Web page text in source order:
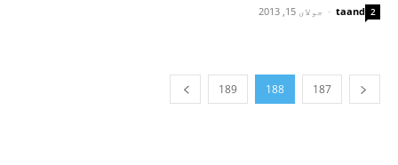
taand
- جولای 15, 2013 2
187
188
189